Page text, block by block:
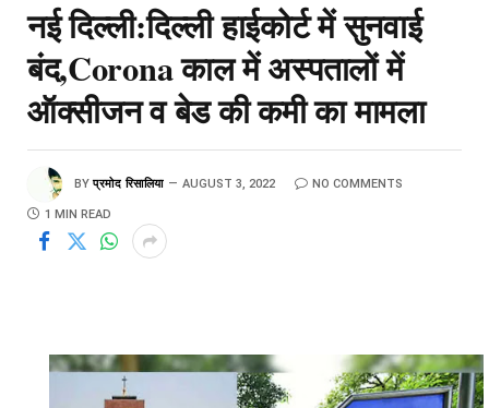
नई दिल्ली:दिल्ली हाईकोर्ट में सुनवाई
बंद,Corona काल में अस्पतालों में
ऑक्सीजन व बेड की कमी का मामला
BY प्रमोद रिसालिया AUGUST 3, 2022 NO COMMENTS
1 MIN READ